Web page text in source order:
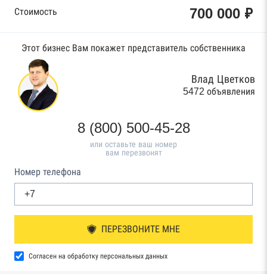
Стоимость 700 000 ₽
Этот бизнес Вам покажет представитель собственника
Влад Цветков
5472 объявления
8 (800) 500-45-28
или оставьте ваш номер
вам перезвонят
Номер телефона
ПЕРЕЗВОНИТЕ МНЕ
Согласен на обработку персональных данных